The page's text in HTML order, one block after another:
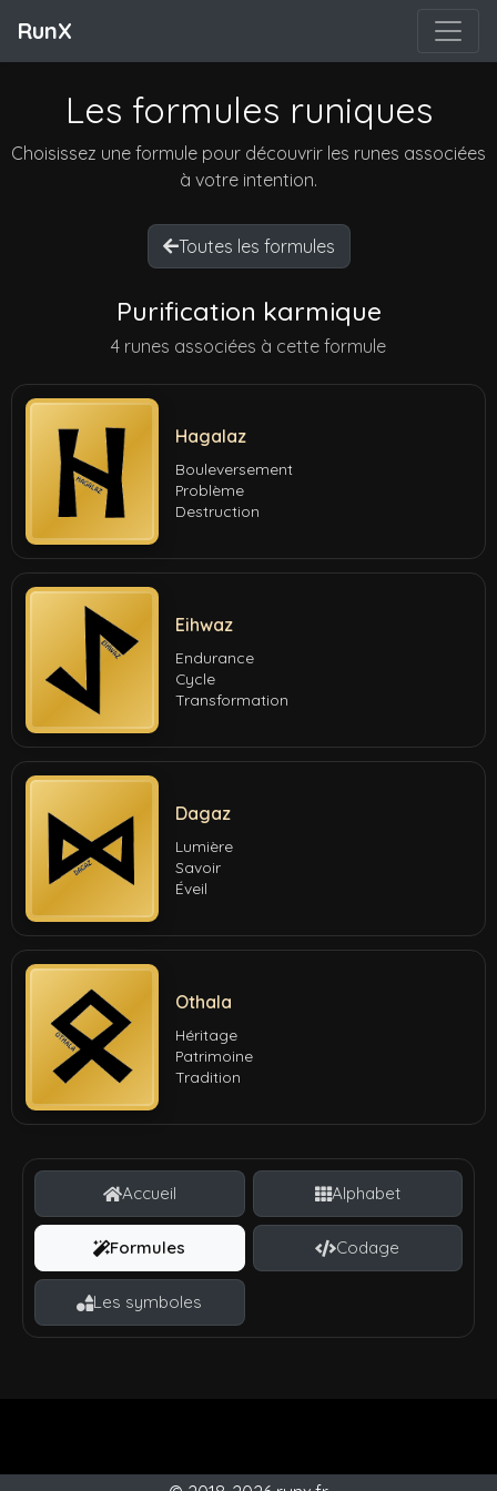
RunX
Les formules runiques
Choisissez une formule pour découvrir les runes associées
à votre intention.
Toutes les formules
Purification karmique
4 runes associées à cette formule
Hagalaz
Bouleversement
Problème
Destruction
Eihwaz
Endurance
Cycle
Transformation
Dagaz
Lumière
Savoir
Éveil
Othala
Héritage
Patrimoine
Tradition
Accueil Alphabet
Formules Codage
Les symboles